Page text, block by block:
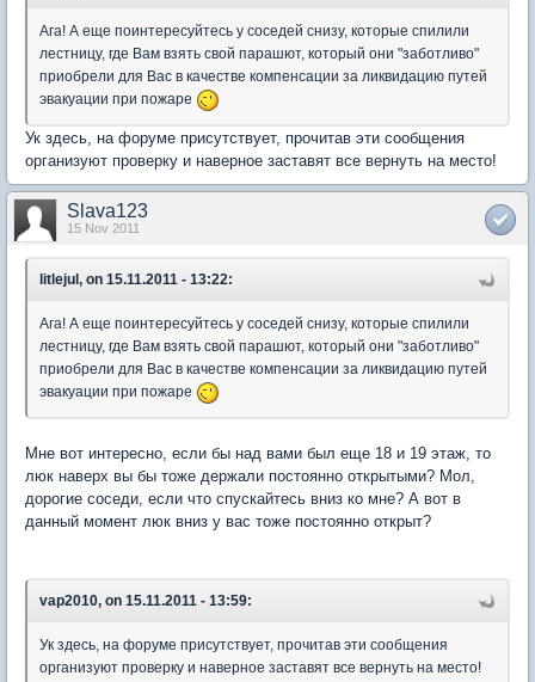
Ага! А еще поинтересуйтесь у соседей снизу, которые спилили
лестницу, где Вам взять свой парашют, который они "заботливо"
приобрели для Вас в качестве компенсации за ликвидацию путей
эвакуации при пожаре
Ук здесь, на форуме присутствует, прочитав эти сообщения
организуют проверку и наверное заставят все вернуть на место!
Slava123
15 Nov 2011
litlejul, on 15.11.2011 - 13:22:
Ага! А еще поинтересуйтесь у соседей снизу, которые спилили
лестницу, где Вам взять свой парашют, который они "заботливо"
приобрели для Вас в качестве компенсации за ликвидацию путей
эвакуации при пожаре
Мне вот интересно, если бы над вами был еще 18 и 19 этаж, то
люк наверх вы бы тоже держали постоянно открытыми? Мол,
дорогие соседи, если что спускайтесь вниз ко мне? А вот в
данный момент люк вниз у вас тоже постоянно открыт?
vap2010, on 15.11.2011 - 13:59:
Ук здесь, на форуме присутствует, прочитав эти сообщения
организуют проверку и наверное заставят все вернуть на место!